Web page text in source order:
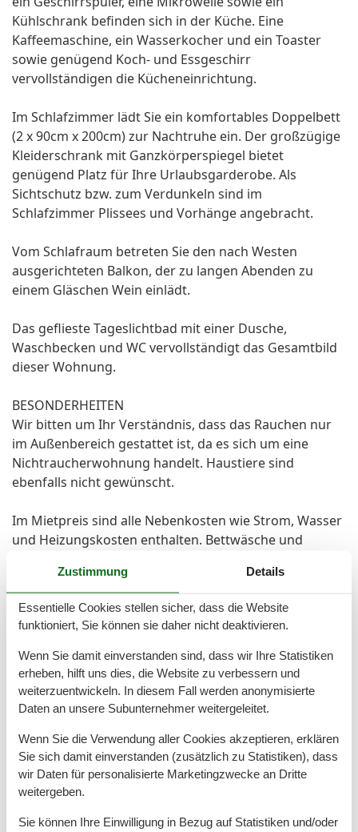
Kühlschrank befinden sich in der Küche. Eine
Kaffeemaschine, ein Wasserkocher und ein Toaster
sowie genügend Koch- und Essgeschirr
vervollständigen die Kücheneinrichtung.
Im Schlafzimmer lädt Sie ein komfortables Doppelbett
(2 x 90cm x 200cm) zur Nachtruhe ein. Der großzügige
Kleiderschrank mit Ganzkörperspiegel bietet
genügend Platz für Ihre Urlaubsgarderobe. Als
Sichtschutz bzw. zum Verdunkeln sind im
Schlafzimmer Plissees und Vorhänge angebracht.
Vom Schlafraum betreten Sie den nach Westen
ausgerichteten Balkon, der zu langen Abenden zu
einem Gläschen Wein einlädt.
Das geflieste Tageslichtbad mit einer Dusche,
Waschbecken und WC vervollständigt das Gesamtbild
dieser Wohnung.
BESONDERHEITEN
Wir bitten um Ihr Verständnis, dass das Rauchen nur
im Außenbereich gestattet ist, da es sich um eine
Nichtraucherwohnung handelt. Haustiere sind
ebenfalls nicht gewünscht.
Im Mietpreis sind alle Nebenkosten wie Strom, Wasser
und Heizungskosten enthalten. Bettwäsche und
Sie rechtzeitig vor, sodass wir das Wäschepaket vor
Ihrer Anreise in der Wohnung für Sie bereitlegen
können. Gästen dieser Ferienwohnung steht ein
kostenloser Pkw-Stellplatz (Nr. 30) zur Verfügung.
Während Ihres Aufenthalts in unserer Ferienwohnung
stellen wir Ihnen gerne einen kostenlosen WLAN-
Zugang zur Verfügung. Bitte beachten Sie, dass dieser
Service auf freiwilliger Basis angeboten wird und wir
keine Garantie für eine durchgängige Verfügbarkeit
oder bestimmte Übertragungsgeschwindigkeit
übernehmen können.
Vor Ort
Zustimmung Details
Essentielle Cookies stellen sicher, dass die Website
funktioniert, Sie können sie daher nicht deaktivieren.
Wenn Sie damit einverstanden sind, dass wir Ihre Statistiken
erheben, hilft uns dies, die Website zu verbessern und
weiterzuentwickeln. In diesem Fall werden anonymisierte
Daten an unsere Subunternehmer weitergeleitet.
Wenn Sie die Verwendung aller Cookies akzeptieren, erklären
Sie sich damit einverstanden (zusätzlich zu Statistiken), dass
wir Daten für personalisierte Marketingzwecke an Dritte
weitergeben.
Sie können Ihre Einwilligung in Bezug auf Statistiken und/oder